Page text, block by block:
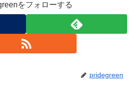
をフォローする
pridegreen